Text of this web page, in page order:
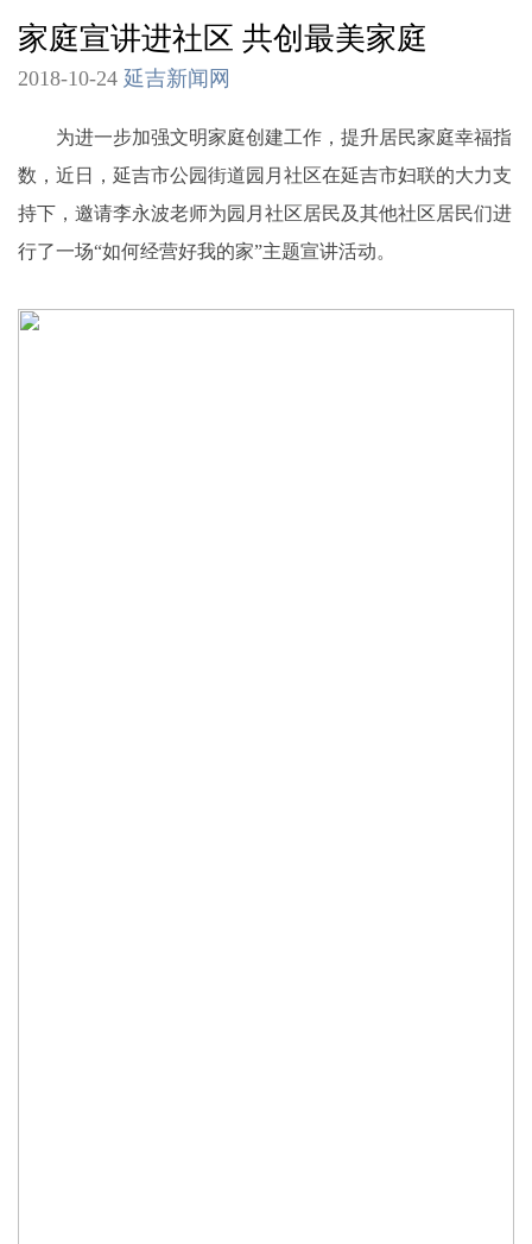
家庭宣讲进社区 共创最美家庭
2018-10-24 延吉新闻网
为进一步加强文明家庭创建工作，提升居民家庭幸福指
数，近日，延吉市公园街道园月社区在延吉市妇联的大力支
持下，邀请李永波老师为园月社区居民及其他社区居民们进
行了一场“如何经营好我的家”主题宣讲活动。